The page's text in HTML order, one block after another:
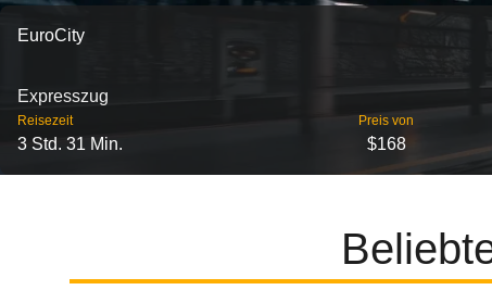
EuroCity
Expresszug
Reisezeit
3 Std. 31 Min.
Preis von
$168